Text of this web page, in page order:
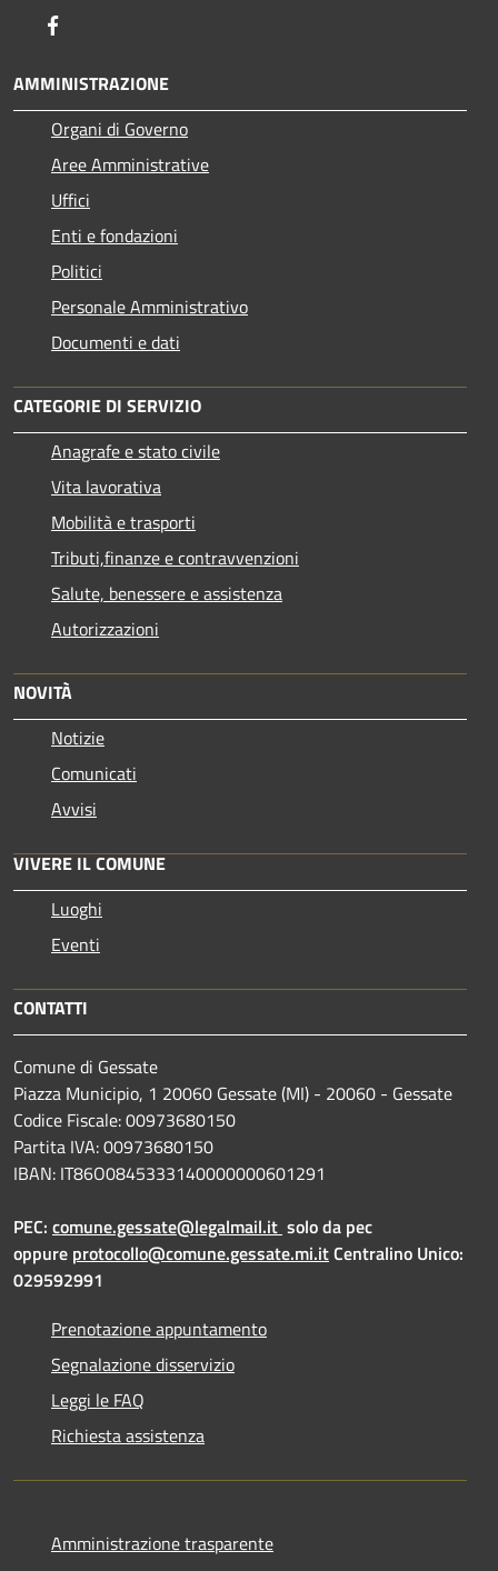
AMMINISTRAZIONE
Organi di Governo
Aree Amministrative
Uffici
Enti e fondazioni
Politici
Personale Amministrativo
Documenti e dati
CATEGORIE DI SERVIZIO
Anagrafe e stato civile
Vita lavorativa
Mobilità e trasporti
Tributi,finanze e contravvenzioni
Salute, benessere e assistenza
Autorizzazioni
NOVITÀ
Notizie
Comunicati
Avvisi
VIVERE IL COMUNE
Luoghi
Eventi
CONTATTI
Comune di Gessate
Piazza Municipio, 1 20060 Gessate (MI) - 20060 - Gessate
Codice Fiscale: 00973680150
Partita IVA: 00973680150
IBAN: IT86O0845333140000000601291
PEC: comune.gessate@legalmail.it solo da pec
oppure protocollo@comune.gessate.mi.itCentralino Unico:
029592991
Prenotazione appuntamento
Segnalazione disservizio
Leggi le FAQ
Richiesta assistenza
Amministrazione trasparente